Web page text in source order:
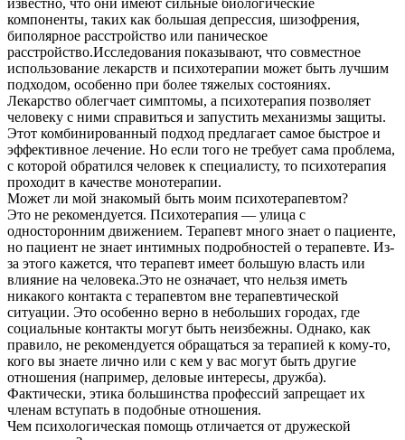
известно, что они имеют сильные биологические
компоненты, таких как большая депрессия, шизофрения,
биполярное расстройство или паническое
расстройство.Исследования показывают, что совместное
использование лекарств и психотерапии может быть лучшим
подходом, особенно при более тяжелых состояниях.
Лекарство облегчает симптомы, а психотерапия позволяет
человеку с ними справиться и запустить механизмы защиты.
Этот комбинированный подход предлагает самое быстрое и
эффективное лечение. Но если того не требует сама проблема,
с которой обратился человек к специалисту, то психотерапия
проходит в качестве монотерапии.
Может ли мой знакомый быть моим психотерапевтом?
Это не рекомендуется. Психотерапия — улица с
односторонним движением. Терапевт много знает о пациенте,
но пациент не знает интимных подробностей о терапевте. Из-
за этого кажется, что терапевт имеет большую власть или
влияние на человека.Это не означает, что нельзя иметь
никакого контакта с терапевтом вне терапевтической
ситуации. Это особенно верно в небольших городах, где
социальные контакты могут быть неизбежны. Однако, как
правило, не рекомендуется обращаться за терапией к кому-то,
кого вы знаете лично или с кем у вас могут быть другие
отношения (например, деловые интересы, дружба).
Фактически, этика большинства профессий запрещает их
членам вступать в подобные отношения.
Чем психологическая помощь отличается от дружеской